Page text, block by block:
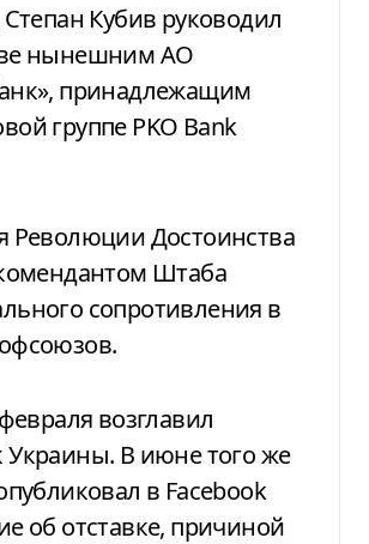
Степан Кубив руководил
нынешним АО
принадлежащим
группе PKO Bank
Революции Достоинства
Штаба
сопротивления в
возглавил
Украины. В июне того же
в Facebook
об отставке, причиной